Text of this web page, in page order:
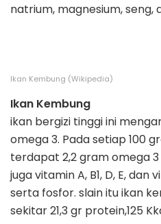
natrium, magnesium, seng,
Ikan Kembung (Wikipedia)
Ikan Kembung
ikan bergizi tinggi ini
omega 3. Pada setiap 100
terdapat 2,2 gram omega
juga vitamin A, B1, D, E, dan
serta fosfor. slain itu ikan
sekitar 21,3 gr protein,125